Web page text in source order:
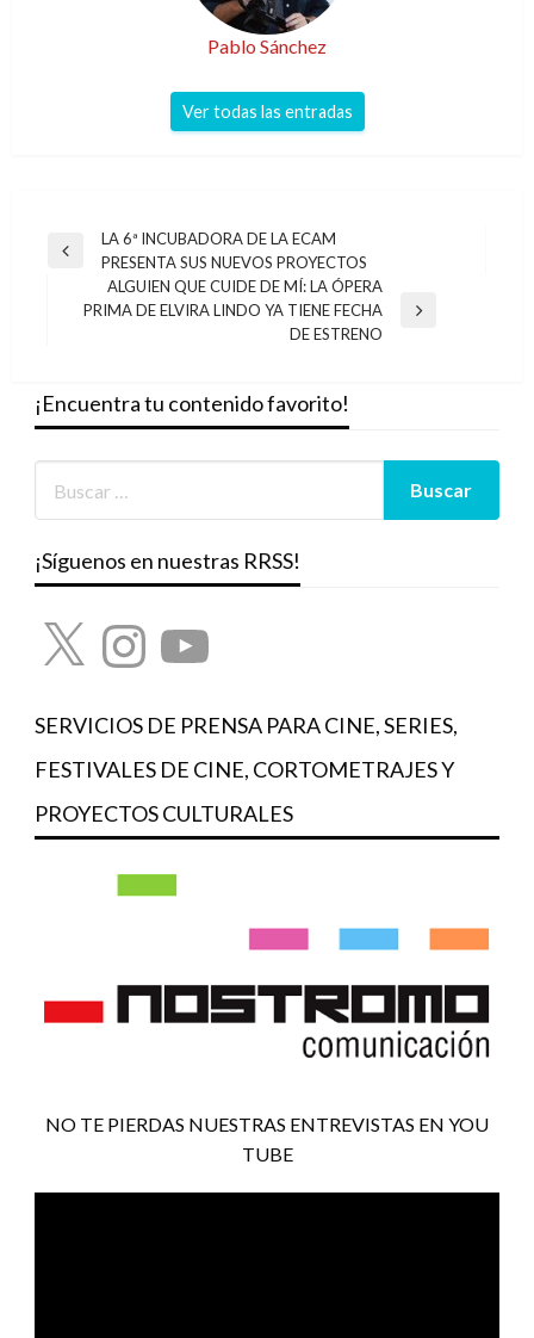
Pablo Sánchez
Ver todas las entradas
Navegación
entradas
Entrada
LA 6ª INCUBADORA DE LA ECAM
PRESENTA SUS NUEVOS PROYECTOS
Entrada
ALGUIEN QUE CUIDE DE MÍ: LA ÓPERA
PRIMA DE ELVIRA LINDO YA TIENE FECHA
DE ESTRENO
¡Encuentra tu contenido favorito!
¡Síguenos en nuestras RRSS!
X InstagramYouTube
SERVICIOS DE PRENSA PARA CINE, SERIES,
FESTIVALES DE CINE, CORTOMETRAJES Y
PROYECTOS CULTURALES
NO TE PIERDAS NUESTRAS ENTREVISTAS EN YOU
TUBE